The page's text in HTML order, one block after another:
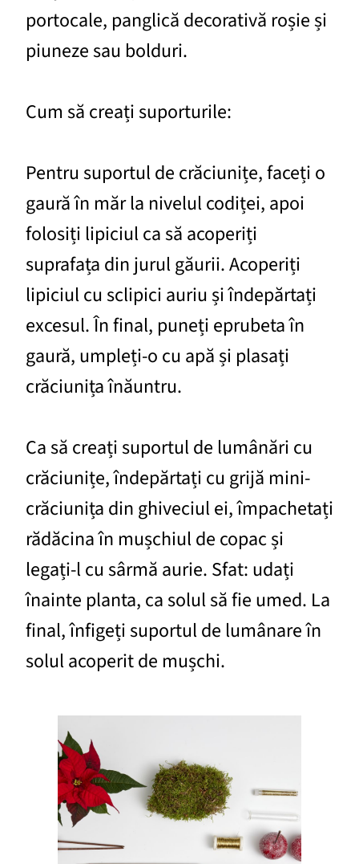
portocale, panglică decorativă roșie și
piuneze sau bolduri.
Cum să creați suporturile:
Pentru suportul de crăciunițe, faceți o
gaură în măr la nivelul codiței, apoi
folosiți lipiciul ca să acoperiți
suprafața din jurul găurii. Acoperiți
lipiciul cu sclipici auriu și îndepărtați
excesul. În final, puneți eprubeta în
gaură, umpleți-o cu apă și plasați
crăciunița înăuntru.
Ca să creați suportul de lumânări cu
crăciunițe, îndepărtați cu grijă mini-
crăciunița din ghiveciul ei, împachetați
rădăcina în mușchiul de copac și
legați-l cu sârmă aurie. Sfat: udați
înainte planta, ca solul să fie umed. La
final, înfigeți suportul de lumânare în
solul acoperit de mușchi.